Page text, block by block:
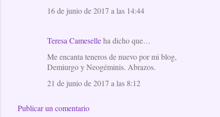
16 de junio de 2017 a las 14:44
Teresa Cameselleha dicho que…
Me encanta teneros de nuevo por mi blog,
Demiurgo y Neogéminis. Abrazos.
21 de junio de 2017 a las 8:12
Publicar un comentario